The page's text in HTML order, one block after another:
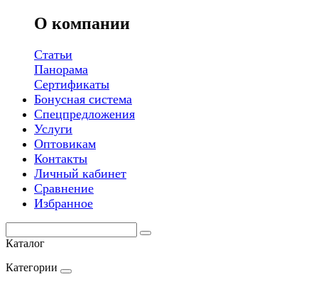
О компании
Статьи
Панорама
Сертификаты
Бонусная система
Спецпредложения
Услуги
Оптовикам
Контакты
Личный кабинет
Сравнение
Избранное
Каталог
Категории